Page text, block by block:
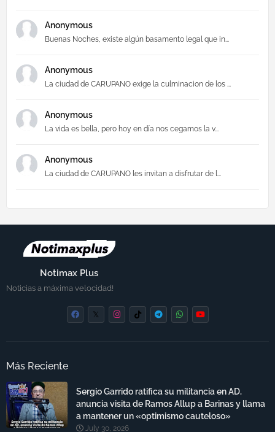
Anonymous
Buenas Noches, existe algún basamento legal que in...
Anonymous
La ciudad de CARUPANO exige la culminacion de los ...
Anonymous
La vida es bella, pero hoy en día nos cegamos la v...
Anonymous
La ciudad de CARUPANO les invitan a disfrutar de l...
Notimax Plus
Noticias a máxima velocidad!
Más Reciente
Sergio Garrido ratifica su militancia en AD,
anuncia visita de Ramos Allup a Barinas y llama
a mantener un «optimismo cauteloso»
July 30, 2026